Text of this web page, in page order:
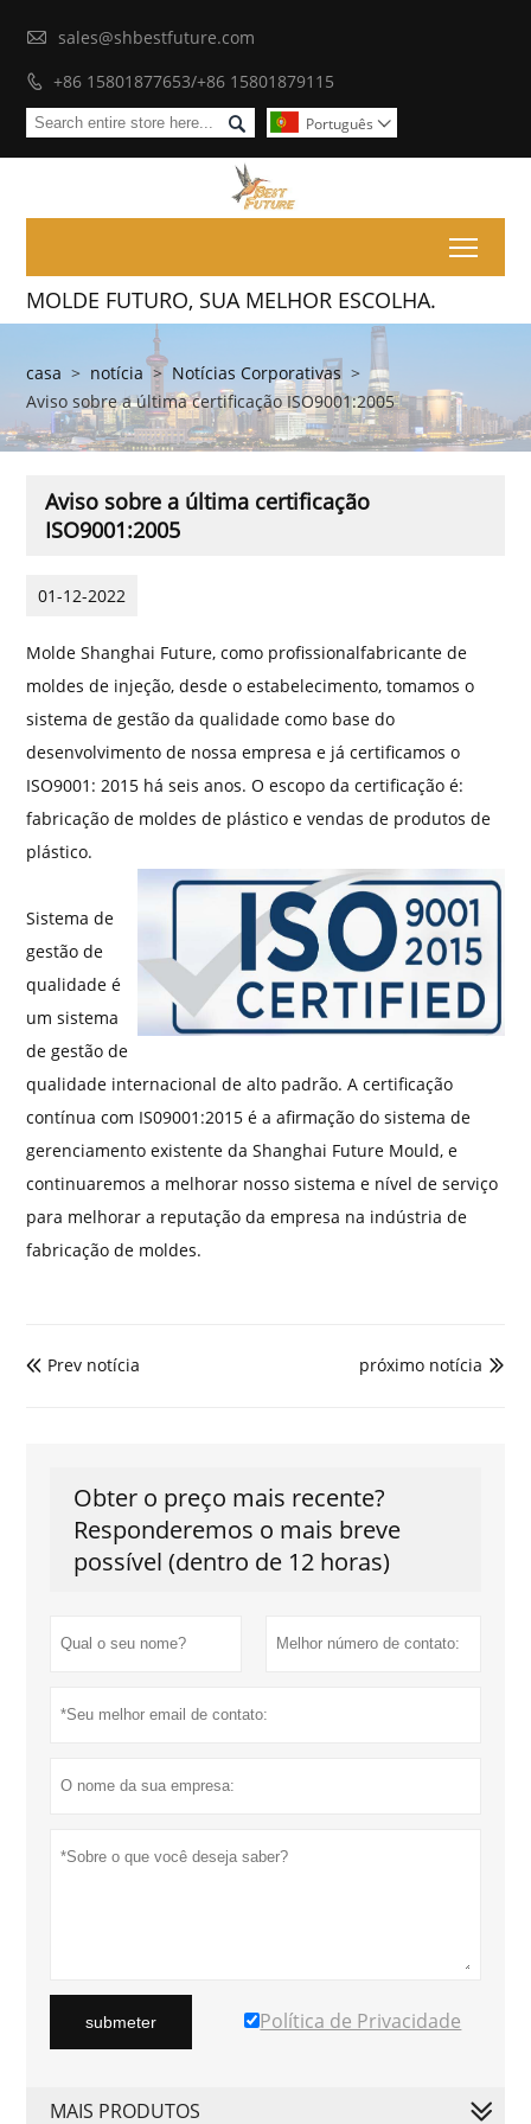
 sales@shbestfuture.com
 +86 15801877653/+86 15801879115
 Português 
MOLDE FUTURO, SUA MELHOR ESCOLHA.
casa > notícia > Notícias Corporativas >
Aviso sobre a última certificação ISO9001:2005
Aviso sobre a última certificação
ISO9001:2005
01-12-2022
Molde Shanghai Future, como profissionalfabricante de
moldes de injeção, desde o estabelecimento, tomamos o
sistema de gestão da qualidade como base do
desenvolvimento de nossa empresa e já certificamos o
ISO9001: 2015 há seis anos. O escopo da certificação é:
fabricação de moldes de plástico e vendas de produtos de
plástico.
Sistema de
gestão de
qualidade é
um sistema
de gestão de
qualidade internacional de alto padrão. A certificação
contínua com IS09001:2015 é a afirmação do sistema de
gerenciamento existente da Shanghai Future Mould, e
continuaremos a melhorar nosso sistema e nível de serviço
para melhorar a reputação da empresa na indústria de
fabricação de moldes.
 Prev notícia 
próximo notícia
Obter o preço mais recente?
Responderemos o mais breve
possível (dentro de 12 horas)
submeter Política de Privacidade
MAIS PRODUTOS